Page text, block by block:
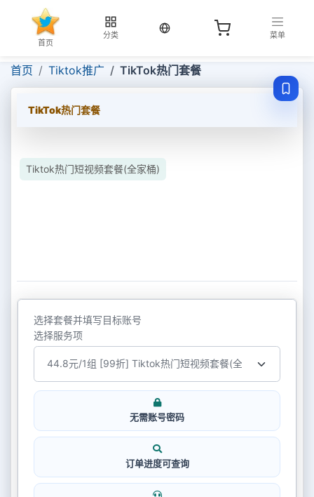
首页
分类
当前语言：中文
菜单
首页 Tiktok推广 TikTok热门套餐
TikTok热门套餐
Tiktok热门短视频套餐(全家桶)
选择套餐并填写目标账号
选择服务项
无需账号密码
订单进度可查询